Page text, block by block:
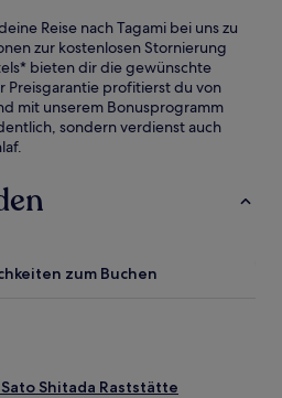
Reise nach Tagami bei uns zu
zur kostenlosen Stornierung
bieten dir die gewünschte
Preisgarantie profitierst du von
mit unserem Bonusprogramm
sondern verdienst auch
zum Buchen
Shitada Raststätte